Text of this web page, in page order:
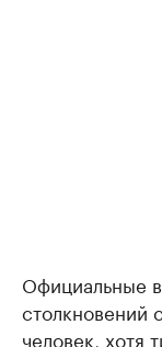
Официальные
столкновений
человек, хотя